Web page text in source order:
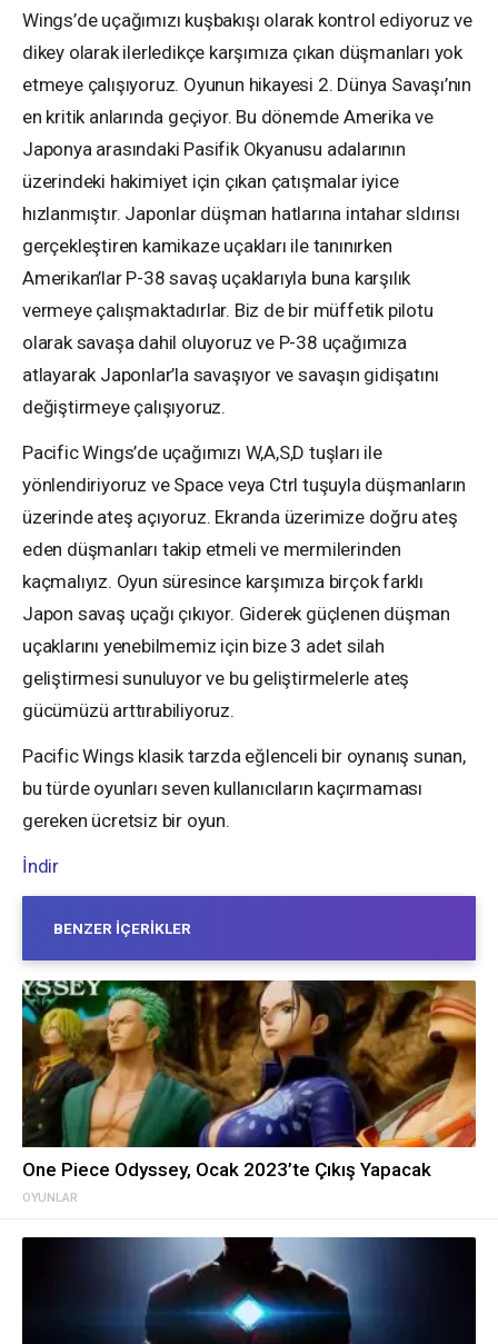
Wings’de uçağımızı kuşbakışı olarak kontrol ediyoruz ve
dikey olarak ilerledikçe karşımıza çıkan düşmanları yok
etmeye çalışıyoruz. Oyunun hikayesi 2. Dünya Savaşı’nın
en kritik anlarında geçiyor. Bu dönemde Amerika ve
Japonya arasındaki Pasifik Okyanusu adalarının
üzerindeki hakimiyet için çıkan çatışmalar iyice
hızlanmıştır. Japonlar düşman hatlarına intahar sldırısı
gerçekleştiren kamikaze uçakları ile tanınırken
Amerikan’lar P-38 savaş uçaklarıyla buna karşılık
vermeye çalışmaktadırlar. Biz de bir müffetik pilotu
olarak savaşa dahil oluyoruz ve P-38 uçağımıza
atlayarak Japonlar’la savaşıyor ve savaşın gidişatını
değiştirmeye çalışıyoruz.
Pacific Wings’de uçağımızı W,A,S,D tuşları ile
yönlendiriyoruz ve Space veya Ctrl tuşuyla düşmanların
üzerinde ateş açıyoruz. Ekranda üzerimize doğru ateş
eden düşmanları takip etmeli ve mermilerinden
kaçmalıyız. Oyun süresince karşımıza birçok farklı
Japon savaş uçağı çıkıyor. Giderek güçlenen düşman
uçaklarını yenebilmemiz için bize 3 adet silah
geliştirmesi sunuluyor ve bu geliştirmelerle ateş
gücümüzü arttırabiliyoruz.
Pacific Wings klasik tarzda eğlenceli bir oynanış sunan,
bu türde oyunları seven kullanıcıların kaçırmaması
gereken ücretsiz bir oyun.
İndir
BENZER İÇERIKLER
OYUNLAR
One Piece Odyssey, Ocak 2023’te Çıkış Yapacak